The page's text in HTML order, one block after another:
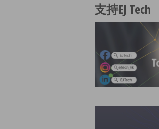
支持EJ Tech